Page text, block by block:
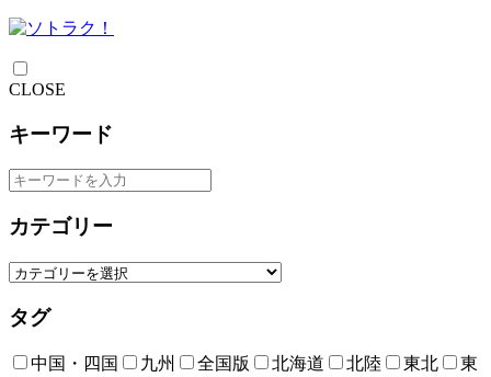
CLOSE
キーワード
カテゴリー
タグ
中国・四国 九州 全国版 北海道 北陸 東北
東